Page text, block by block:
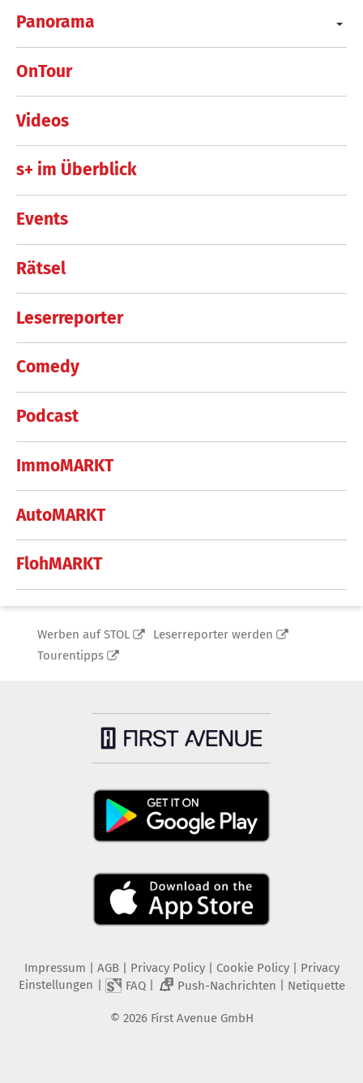
Panorama
OnTour
Videos
s+ im Überblick
Events
Rätsel
Leserreporter
Comedy
Podcast
ImmoMARKT
AutoMARKT
FlohMARKT
Werben auf STOL
Leserreporter werden
Tourentipps
Impressum | AGB | Privacy Policy| Cookie Policy| Privacy
Einstellungen | FAQ| 2 Push-Nachrichten | Netiquette
© 2026 First Avenue GmbH